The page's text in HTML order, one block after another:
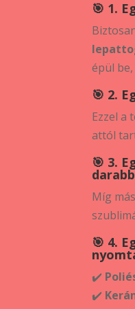
🎯 1.
épül
🎯 2.
Ezzel a
attól
🎯 3.
Míg
🎯 4.
✔️
✔️